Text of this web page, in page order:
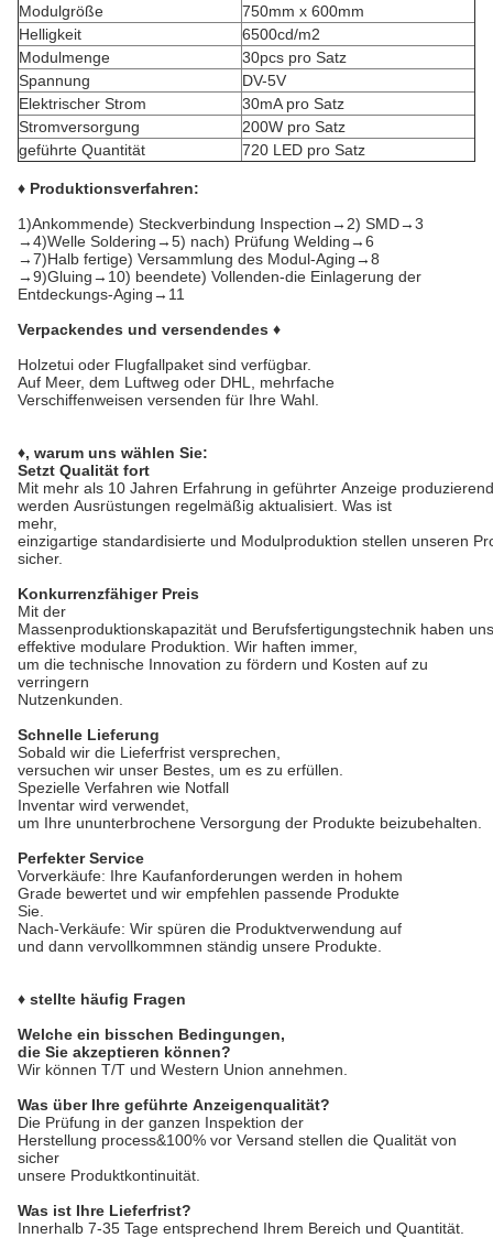
Modulgröße
750mm x 600mm
Helligkeit
6500cd/m2
Modulmenge
30pcs pro Satz
Spannung
DV-5V
Elektrischer Strom
30mA pro Satz
Stromversorgung
200W pro Satz
geführte Quantität
720 LED pro Satz
♦ Produktionsverfahren:
1)Ankommende) Steckverbindung Inspection→2) SMD→3
→4)Welle Soldering→5) nach) Prüfung Welding→6
→7)Halb fertige) Versammlung des Modul-Aging→8
→9)Gluing→10) beendete) Vollenden-die Einlagerung der
Entdeckungs-Aging→11
Verpackendes und versendendes ♦
Holzetui oder Flugfallpaket sind verfügbar.
Auf Meer, dem Luftweg oder DHL, mehrfache
Verschiffenweisen versenden für Ihre Wahl.
♦, warum uns wählen Sie:
Setzt Qualität fort
Mit mehr als 10 Jahren Erfahrung in geführter Anzeige
werden Ausrüstungen regelmäßig aktualisiert. Was ist
mehr,
einzigartige standardisierte und Modulproduktion stellen unseren
sicher.
Konkurrenzfähiger Preis
Mit der
Massenproduktionskapazität und Berufsfertigungstechnik haben
effektive modulare Produktion. Wir haften immer,
um die technische Innovation zu fördern und Kosten auf zu
verringern
Nutzenkunden.
Schnelle Lieferung
Sobald wir die Lieferfrist versprechen,
versuchen wir unser Bestes, um es zu erfüllen.
Spezielle Verfahren wie Notfall
Inventar wird verwendet,
um Ihre ununterbrochene Versorgung der Produkte beizubehalten.
Perfekter Service
Vorverkäufe: Ihre Kaufanforderungen werden in hohem
Grade bewertet und wir empfehlen passende Produkte
Sie.
Nach-Verkäufe: Wir spüren die Produktverwendung auf
und dann vervollkommnen ständig unsere Produkte.
♦ stellte häufig Fragen
Welche ein bisschen Bedingungen,
die Sie akzeptieren können?
Wir können T/T und Western Union annehmen.
Was über Ihre geführte Anzeigenqualität?
Die Prüfung in der ganzen Inspektion der
Herstellung process&100% vor Versand stellen die Qualität von
sicher
unsere Produktkontinuität.
Was ist Ihre Lieferfrist?
Innerhalb 7-35 Tage entsprechend Ihrem Bereich und Quantität.